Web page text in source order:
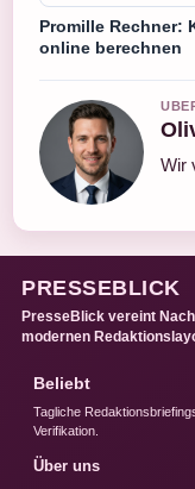
Promille Rechner:
online berechnen
Wir
PRESSEBLICK
PresseBlick vereint
modernen
Beliebt
Tagliche
Verifikation.
Über uns